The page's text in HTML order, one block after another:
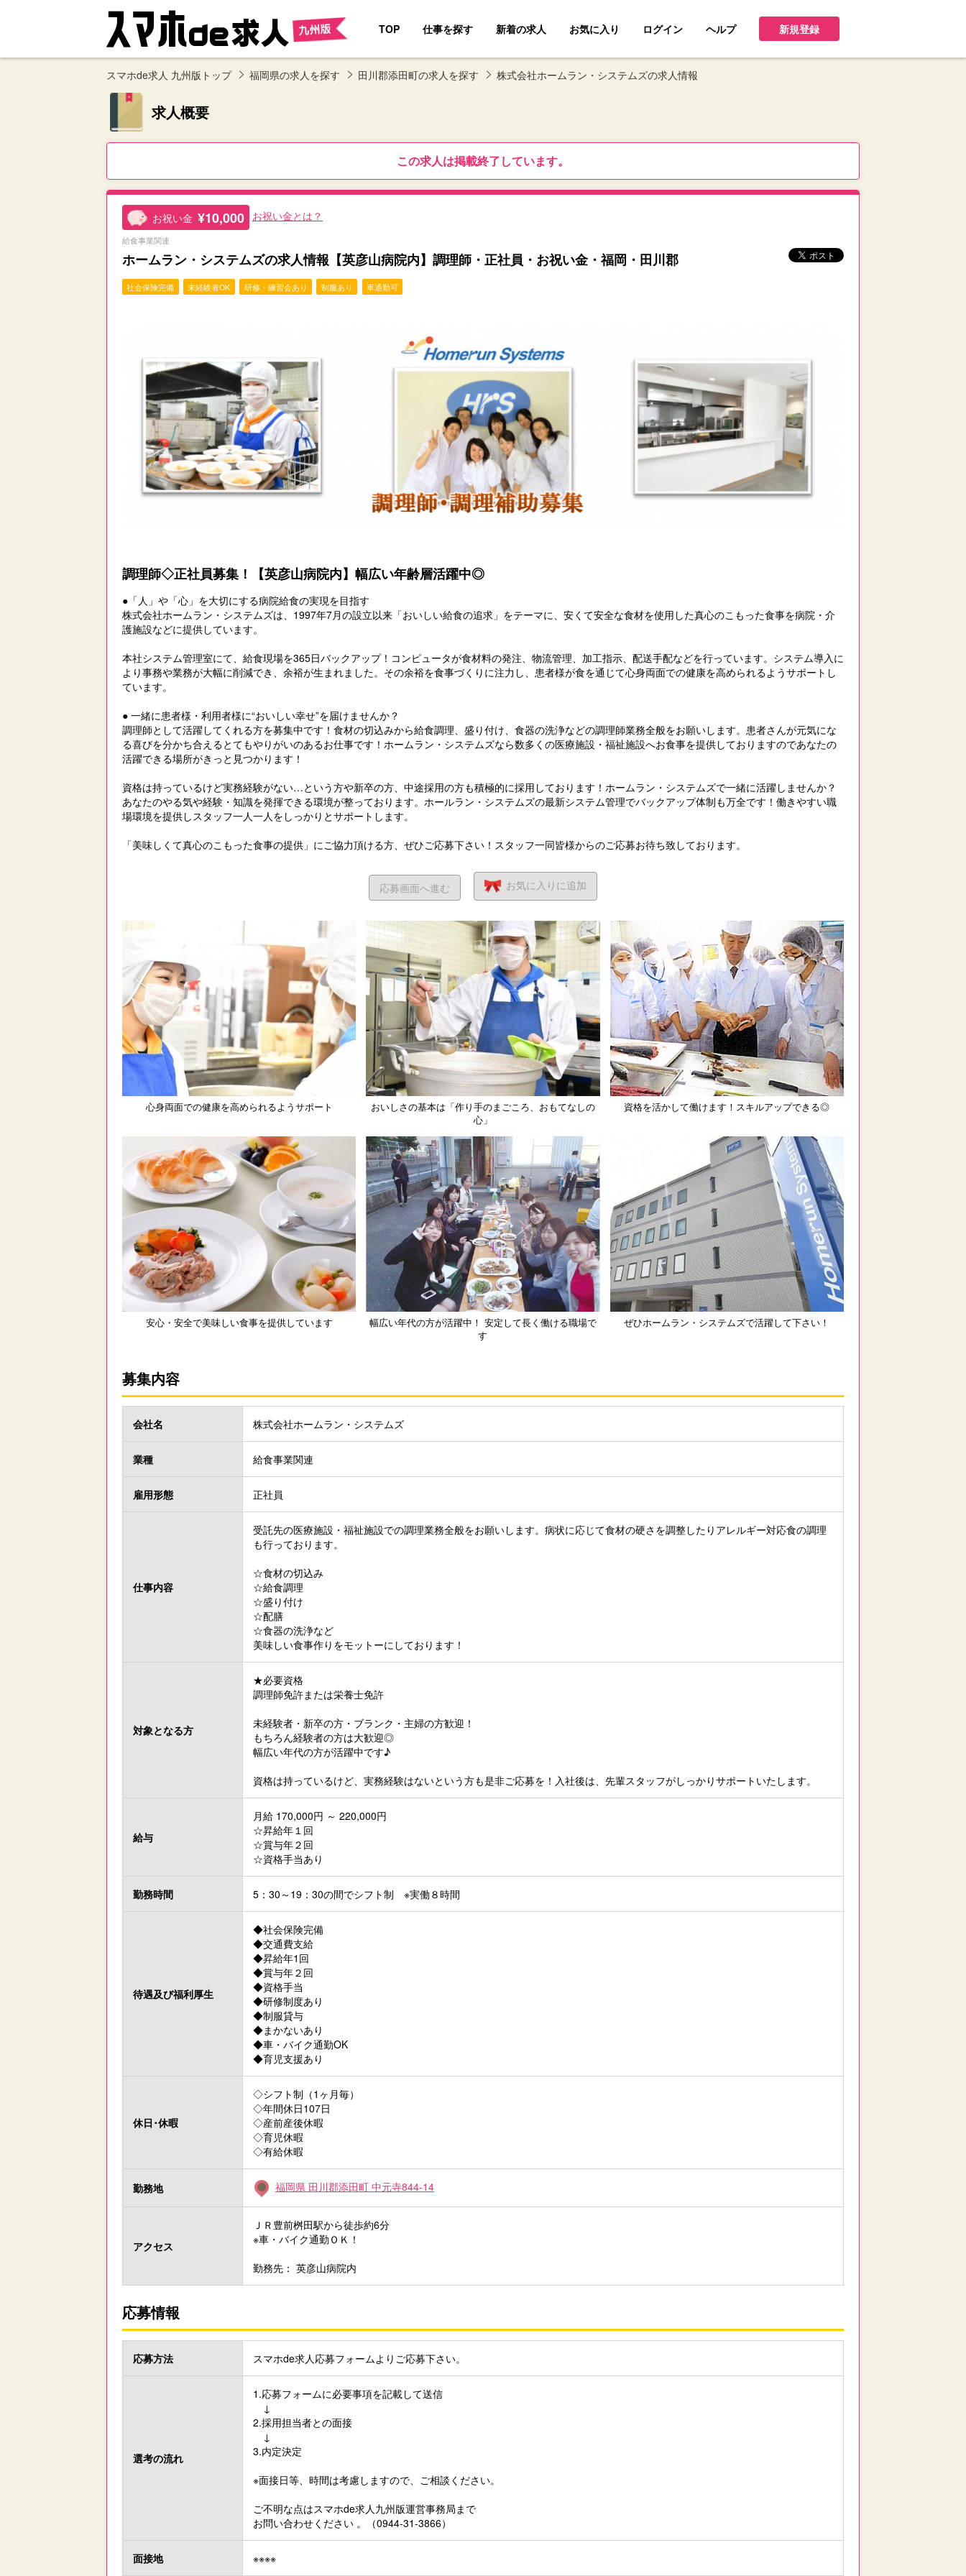
TOP 仕事を探す 新着の求人 お気に入り ログイン ヘルプ 新規登録
スマホde求人 九州版トップ 福岡県の求人を探す 田川郡添田町の求人を探す 株式会社ホームラン・システムズの求人情報
求人概要
この求人は掲載終了しています。
お祝い金 ¥10,000 お祝い金とは？
給食事業関連
ホームラン・システムズの求人情報【英彦山病院内】調理師・正社員・お祝い金・福岡・田川郡
社会保険完備 未経験者OK 研修・練習会あり 制服あり 車通勤可
調理師◇正社員募集！【英彦山病院内】幅広い年齢層活躍中◎
●「人」や「心」を大切にする病院給食の実現を目指す
株式会社ホームラン・システムズは、1997年7月の設立以来「おいしい給食の追求」をテーマに、安くて安全な食材を使用した真心のこもった食事を病院・介
護施設などに提供しています。
本社システム管理室にて、給食現場を365日バックアップ！コンピュータが食材料の発注、物流管理、加工指示、配送手配などを行っています。システム導入に
より事務や業務が大幅に削減でき、余裕が生まれました。その余裕を食事づくりに注力し、患者様が食を通じて心身両面での健康を高められるようサポートし
ています。
● 一緒に患者様・利用者様に“おいしい幸せ”を届けませんか？
調理師として活躍してくれる方を募集中です！食材の切込みから給食調理、盛り付け、食器の洗浄などの調理師業務全般をお願いします。患者さんが元気にな
る喜びを分かち合えるとてもやりがいのあるお仕事です！ホームラン・システムズなら数多くの医療施設・福祉施設へお食事を提供しておりますのであなたの
活躍できる場所がきっと見つかります！
資格は持っているけど実務経験がない…という方や新卒の方、中途採用の方も積極的に採用しております！ホームラン・システムズで一緒に活躍しませんか？
あなたのやる気や経験・知識を発揮できる環境が整っております。ホールラン・システムズの最新システム管理でバックアップ体制も万全です！働きやすい職
場環境を提供しスタッフ一人一人をしっかりとサポートします。
「美味しくて真心のこもった食事の提供」にご協力頂ける方、ぜひご応募下さい！スタッフ一同皆様からのご応募お待ち致しております。
応募画面へ進む お気に入り に追加
心身両面での健康を高められるようサポート
おいしさの基本は「作り手のまごころ、おもてなしの
心」
資格を活かして働けます！スキルアップできる◎
安心・安全で美味しい食事を提供しています
幅広い年代の方が活躍中！ 安定して長く働ける職場で
す
ぜひホームラン・システムズで活躍して下さい！
募集内容
会社名 株式会社ホームラン・システムズ
業種 給食事業関連
雇用形態 正社員
仕事内容
受託先の医療施設・福祉施設での調理業務全般をお願いします。病状に応じて食材の硬さを調整したりアレルギー対応食の調理
も行っております。
☆食材の切込み
☆給食調理
☆盛り付け
☆配膳
☆食器の洗浄など
美味しい食事作りをモットーにしております！
対象となる方
★必要資格
調理師免許または栄養士免許
未経験者・新卒の方・ブランク・主婦の方歓迎！
もちろん経験者の方は大歓迎◎
幅広い年代の方が活躍中です♪
資格は持っているけど、実務経験はないという方も是非ご応募を！入社後は、先輩スタッフがしっかりサポートいたします。
給与
月給 170,000円 ～ 220,000円
☆昇給年１回
☆賞与年２回
☆資格手当あり
勤務時間 5：30～19：30の間でシフト制 ※実働８時間
待遇及び福利厚生
◆社会保険完備
◆交通費支給
◆昇給年1回
◆賞与年２回
◆資格手当
◆研修制度あり
◆制服貸与
◆まかないあり
◆車・バイク通勤OK
◆育児支援あり
休日･休暇
◇シフト制（1ヶ月毎）
◇年間休日107日
◇産前産後休暇
◇育児休暇
◇有給休暇
勤務地 福岡県 田川郡添田町 中元寺844-14
アクセス
ＪＲ豊前桝田駅から徒歩約6分
※車・バイク通勤ＯＫ！
勤務先： 英彦山病院内
応募情報
応募方法 スマホde求人応募フォームよりご応募下さい。
選考の流れ
1.応募フォームに必要事項を記載して送信
↓
2.採用担当者との面接
↓
3.内定決定
※面接日等、時間は考慮しますので、ご相談ください。
ご不明な点はスマホde求人九州版運営事務局まで
お問い合わせください 。（0944-31-3866）
面接地 ※※※※